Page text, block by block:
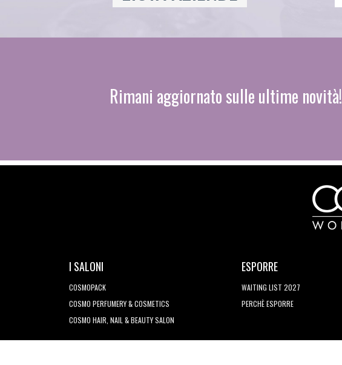
Rimani aggiornato sulle ultime novità!
I SALONI
COSMOPACK
COSMO PERFUMERY & COSMETICS
COSMO HAIR, NAIL & BEAUTY SALON
ESPORRE
WAITING LIST 2027
PERCHÈ ESPORRE